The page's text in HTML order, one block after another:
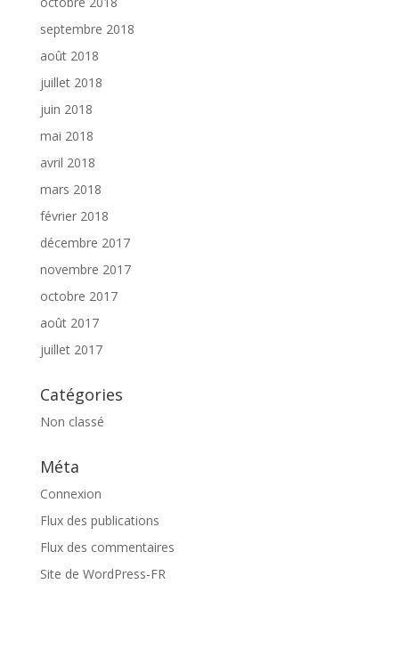
septembre 2018
août 2018
juillet 2018
juin 2018
mai 2018
avril 2018
mars 2018
février 2018
décembre 2017
novembre 2017
octobre 2017
août 2017
juillet 2017
Catégories
Non classé
Méta
Connexion
Flux des publications
Flux des commentaires
Site de WordPress-FR